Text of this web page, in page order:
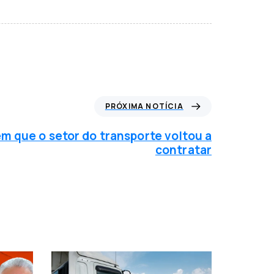
PRÓXIMA NOTÍCIA
que o setor do transporte voltou a
contratar